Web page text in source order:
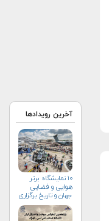
آخرین رویدادها
۱۰ نمایشگاه برتر
هوایی و فضایی
جهان و تاریخ برگزاری
آن‌ها